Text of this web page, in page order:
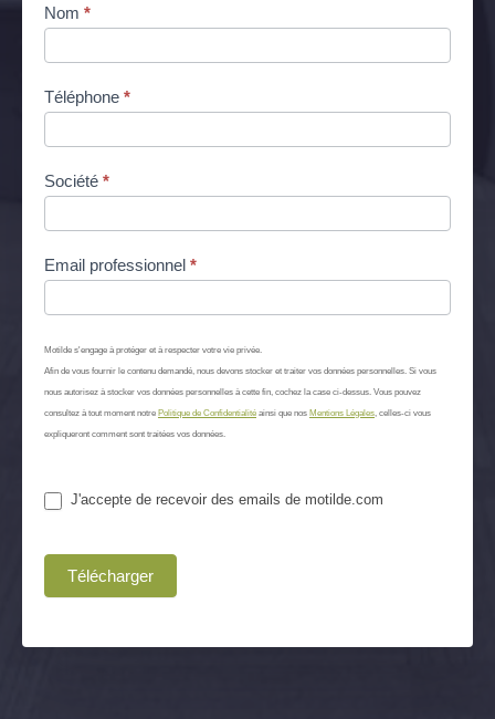
Contrôle
Nom *
Téléphone *
Société *
Email professionnel *
Motilde s'engage à protéger et à respecter votre vie privée.
Afin de vous fournir le contenu demandé, nous devons stocker et traiter vos données personnelles. Si vous
nous autorisez à stocker vos données personnelles à cette fin, cochez la case ci-dessus. Vous pouvez
consultez à tout moment notre Politique de Confidentialité ainsi que nos Mentions Légales, celles-ci vous
expliqueront comment sont traitées vos données.
J'accepte de recevoir des emails de motilde.com
Télécharger